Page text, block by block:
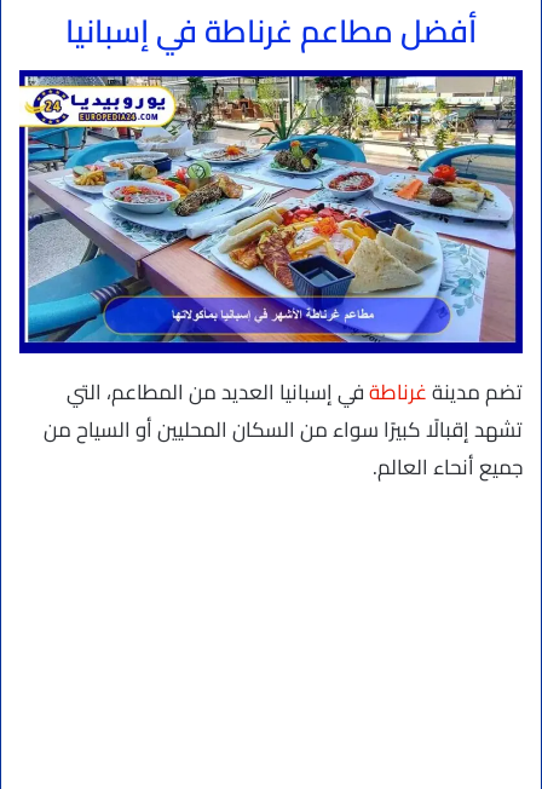
أفضل مطاعم غرناطة في إسبانيا
تضم مدينةغرناطةفي إسبانيا العديد من المطاعم، التي
تشهد إقبالًا كبيرًا سواء من السكان المحليين أو السياح من
جميع أنحاء العالم.